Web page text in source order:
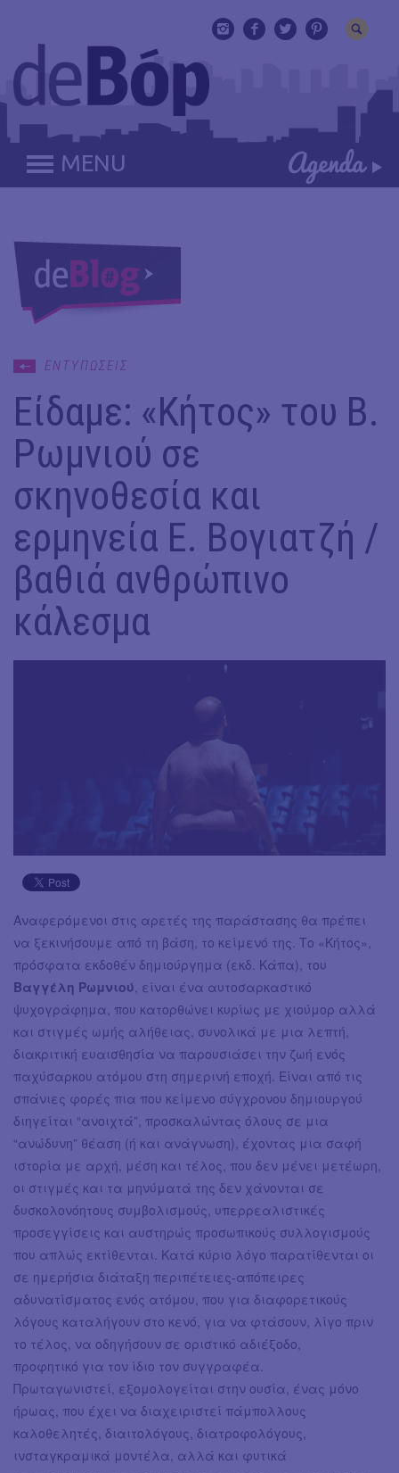
MENU
ΕΝΤΥΠΩΣΕΙΣ
Είδαμε: «Κήτος» του Β.
Ρωμνιού σε
σκηνοθεσία και
ερμηνεία Ε. Βογιατζή /
βαθιά ανθρώπινο
κάλεσμα
Αναφερόμενοι στις αρετές της παράστασης θα πρέπει
να ξεκινήσουμε από τη βάση, το κείμενό της. Το «Κήτος»,
πρόσφατα εκδοθέν δημιούργημα (εκδ. Κάπα), του
Βαγγέλη Ρωμνιού , είναι ένα αυτοσαρκαστικό
ψυχογράφημα, που κατορθώνει κυρίως με χιούμορ αλλά
και στιγμές ωμής αλήθειας, συνολικά με μια λεπτή,
διακριτική ευαισθησία να παρουσιάσει την ζωή ενός
παχύσαρκου ατόμου στη σημερινή εποχή. Είναι από τις
σπάνιες φορές πια που κείμενο σύγχρονου δημιουργού
διηγείται “ανοιχτά”, προσκαλώντας όλους σε μια
“ανώδυνη” θέαση (ή και ανάγνωση), έχοντας μια σαφή
ιστορία με αρχή, μέση και τέλος, που δεν μένει μετέωρη,
οι στιγμές και τα μηνύματά της δεν χάνονται σε
δυσκολονόητους συμβολισμούς, υπερρεαλιστικές
προσεγγίσεις και αυστηρώς προσωπικούς συλλογισμούς
που απλώς εκτίθενται. Κατά κύριο λόγο παρατίθενται οι
σε ημερήσια διάταξη περιπέτειες-απόπειρες
αδυνατίσματος ενός ατόμου, που για διαφορετικούς
λόγους καταλήγουν στο κενό, για να φτάσουν, λίγο πριν
το τέλος, να οδηγήσουν σε οριστικό αδιέξοδο,
προφητικό για τον ίδιο τον συγγραφέα.
Πρωταγωνιστεί, εξομολογείται στην ουσία, ένας μόνο
ήρωας, που έχει να διαχειριστεί πάμπολλους
καλοθελητές, διαιτολόγους, διατροφολόγους,
ινσταγκραμικά μοντέλα, αλλά και φυτικά